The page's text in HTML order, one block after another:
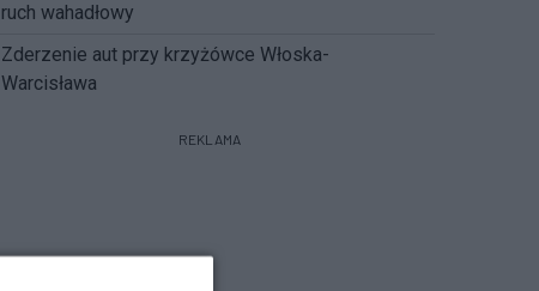
ruch wahadłowy
Zderzenie aut przy krzyżówce Włoska-
Warcisława
REKLAMA